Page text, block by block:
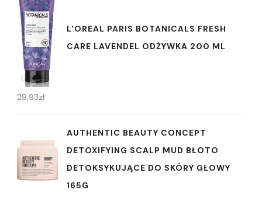
L'OREAL PARIS BOTANICALS FRESH
CARE LAVENDEL ODŻYWKA 200 ML
29,93zł
AUTHENTIC BEAUTY CONCEPT
DETOXIFYING SCALP MUD BŁOTO
DETOKSYKUJĄCE DO SKÓRY GŁOWY
165G